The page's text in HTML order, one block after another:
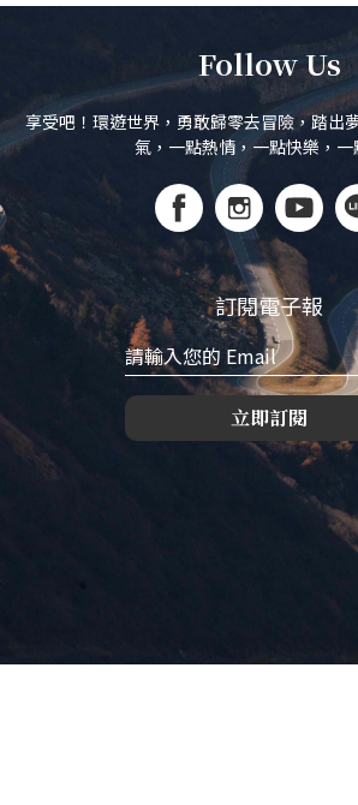
Follow Us
享受吧！環遊世界，勇敢歸零去冒險，踏出
氣，一點熱情，一點快樂，
訂閱電子報
立即訂閱